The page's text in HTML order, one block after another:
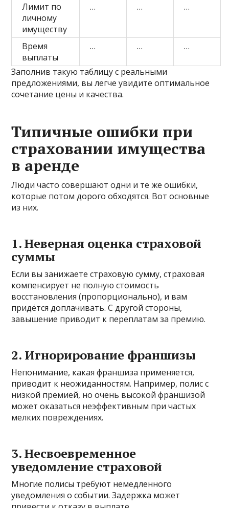
Лимит по
личному
имуществу
… … …
Время
выплаты
… … …
Заполнив такую таблицу с реальными
предложениями, вы легче увидите оптимальное
сочетание цены и качества.
Типичные ошибки при
страховании имущества
в аренде
Люди часто совершают одни и те же ошибки,
которые потом дорого обходятся. Вот основные
из них.
1. Неверная оценка страховой
суммы
Если вы занижаете страховую сумму, страховая
компенсирует не полную стоимость
восстановления (пропорционально), и вам
придётся доплачивать. С другой стороны,
завышение приводит к переплатам за премию.
2. Игнорирование франшизы
Непонимание, какая франшиза применяется,
приводит к неожиданностям. Например, полис с
низкой премией, но очень высокой франшизой
может оказаться неэффективным при частых
мелких повреждениях.
3. Несвоевременное
уведомление страховой
Многие полисы требуют немедленного
уведомления о событии. Задержка может